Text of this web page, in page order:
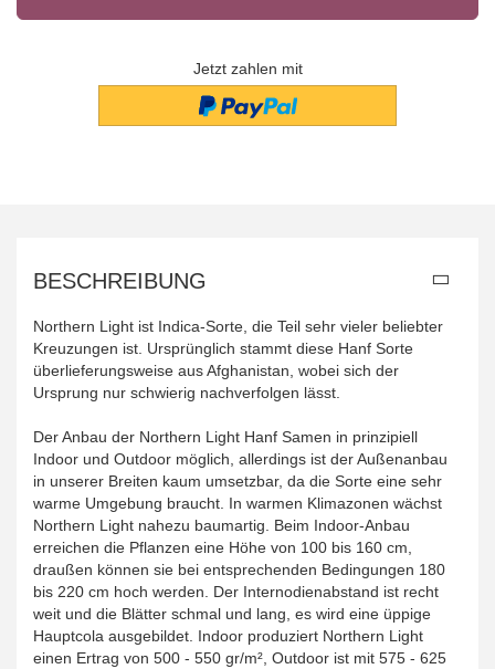
Jetzt zahlen mit
BESCHREIBUNG
Northern Light ist Indica-Sorte, die Teil sehr vieler beliebter
Kreuzungen ist. Ursprünglich stammt diese Hanf Sorte
überlieferungsweise aus Afghanistan, wobei sich der
Ursprung nur schwierig nachverfolgen lässt.
Der Anbau der Northern Light Hanf Samen in prinzipiell
Indoor und Outdoor möglich, allerdings ist der Außenanbau
in unserer Breiten kaum umsetzbar, da die Sorte eine sehr
warme Umgebung braucht. In warmen Klimazonen wächst
Northern Light nahezu baumartig. Beim Indoor-Anbau
erreichen die Pflanzen eine Höhe von 100 bis 160 cm,
draußen können sie bei entsprechenden Bedingungen 180
bis 220 cm hoch werden. Der Internodienabstand ist recht
weit und die Blätter schmal und lang, es wird eine üppige
Hauptcola ausgebildet. Indoor produziert Northern Light
einen Ertrag von 500 - 550 gr/m², Outdoor ist mit 575 - 625